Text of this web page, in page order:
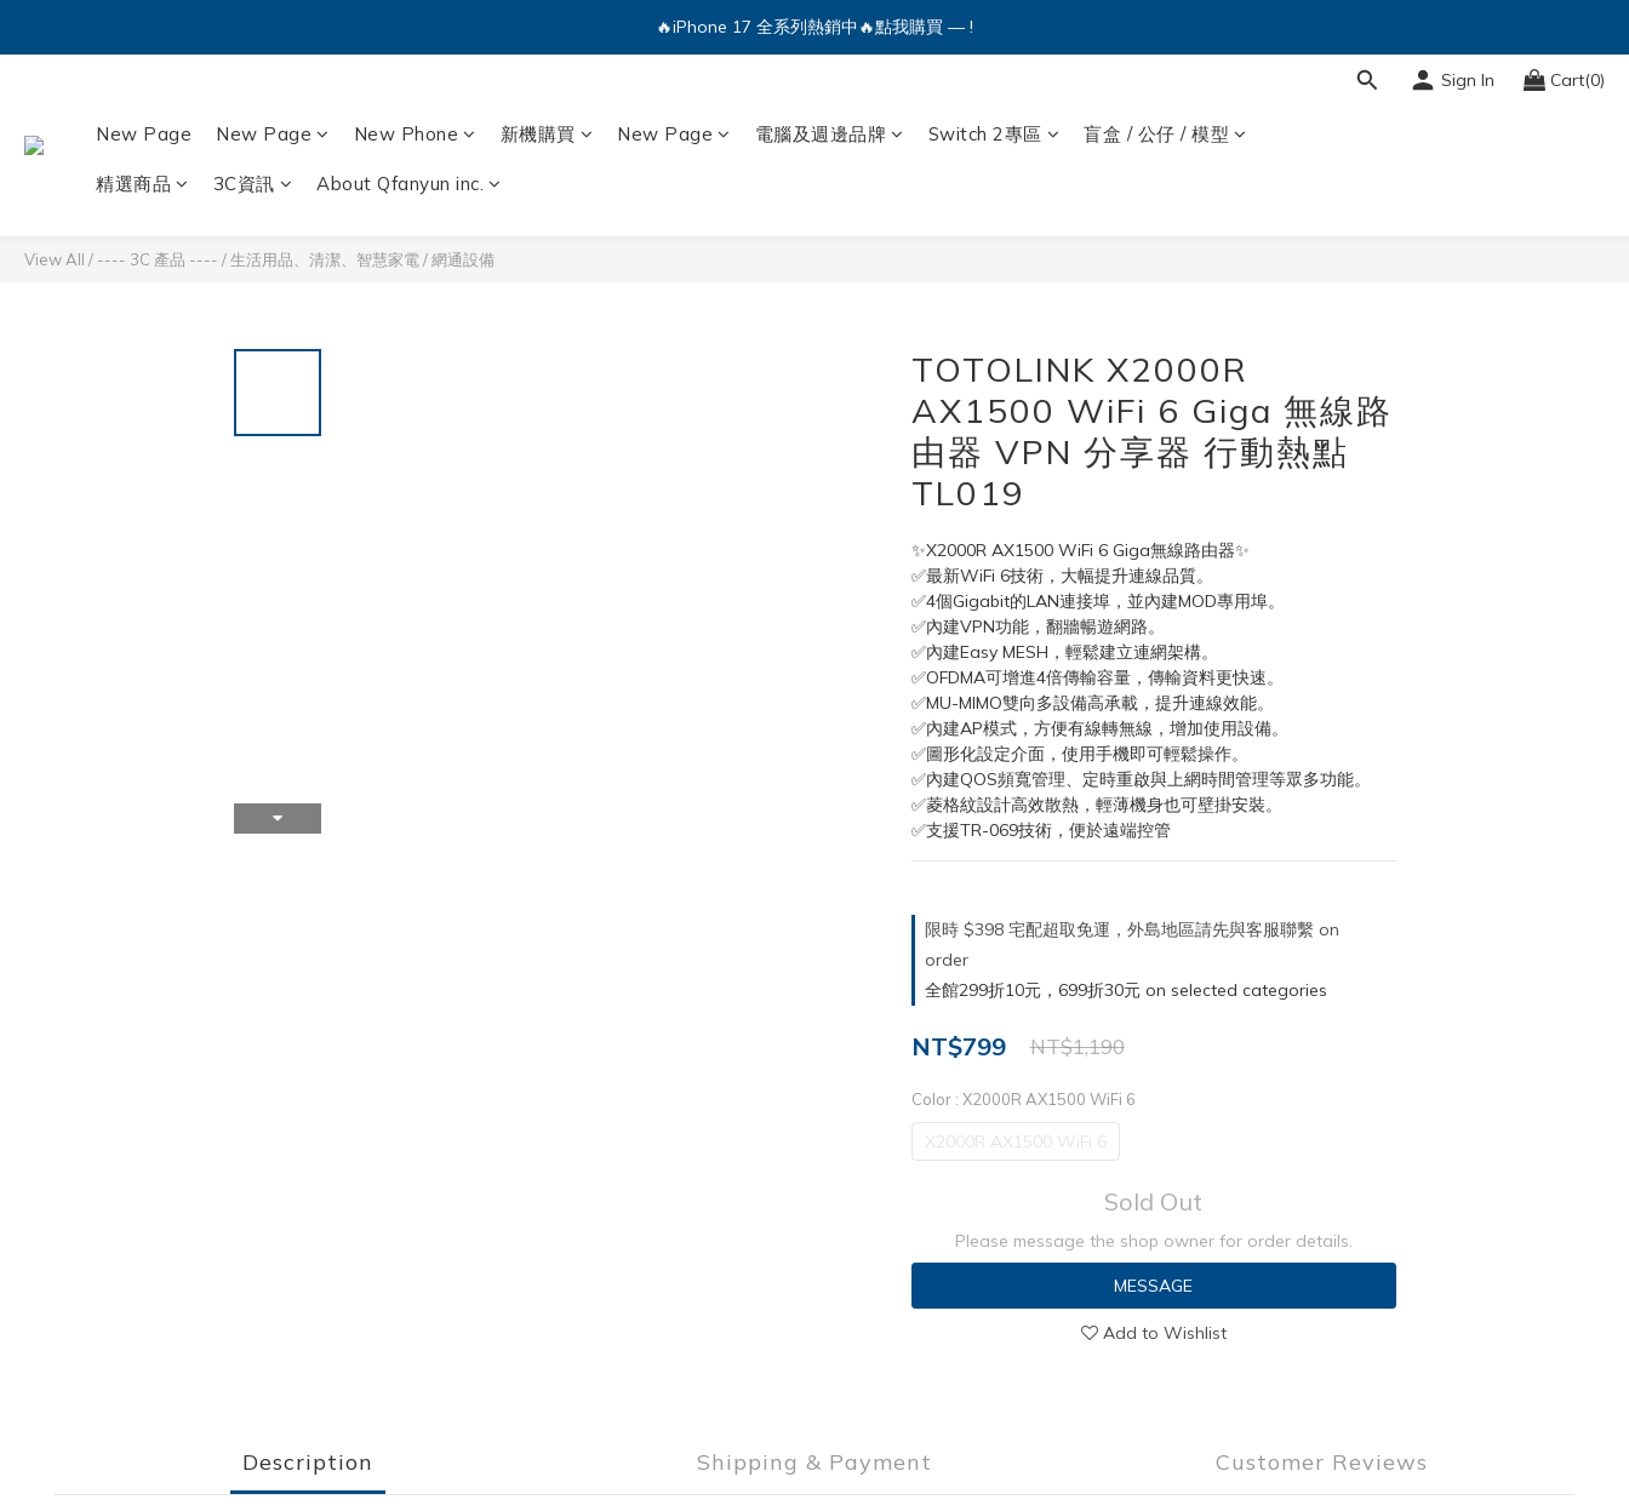
🔥iPhone 17 全系列熱銷中🔥點我購買 — !
💕加入Q哥 Line 新好友領優惠券！🎫
Sign In Cart(0)
New Page New Page New Phone 新機購買 New Page 電腦及週邊品牌 Switch 2專區 盲盒 / 公仔 / 模型
精選商品 3C資訊 About Qfanyun inc.
View All / ---- 3C 產品 ---- /生活用品、清潔、智慧家電 /網通設備
TOTOLINK X2000R
AX1500 WiFi 6 Giga 無線路
由器 VPN 分享器 行動熱點
TL019
✨X2000R AX1500 WiFi 6 Giga無線路由器✨
✅最新WiFi 6技術，大幅提升連線品質。
✅4個Gigabit的LAN連接埠，並內建MOD專用埠。
✅內建VPN功能，翻牆暢遊網路。
✅內建Easy MESH，輕鬆建立連網架構。
✅OFDMA可增進4倍傳輸容量，傳輸資料更快速。
✅MU-MIMO雙向多設備高承載，提升連線效能。
✅內建AP模式，方便有線轉無線，增加使用設備。
✅圖形化設定介面，使用手機即可輕鬆操作。
✅內建QOS頻寬管理、定時重啟與上網時間管理等眾多功能。
✅菱格紋設計高效散熱，輕薄機身也可壁掛安裝。
✅支援TR-069技術，便於遠端控管
限時 $398 宅配超取免運，外島地區請先與客服聯繫 on
order
全館299折10元，699折30元 on selected categories
NT$799 NT$1,190
Color : X2000R AX1500 WiFi 6
X2000R AX1500 WiFi 6
Sold Out
Please message the shop owner for order details.
MESSAGE
Add to Wishlist
Description Shipping & Payment Customer Reviews